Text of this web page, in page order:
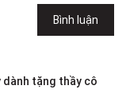
Bình luận
dành tặng thầy cô